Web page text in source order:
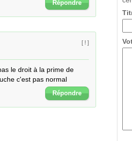
Répondre
[ ! ]
le droit à la prime de
c'est pas normal
Répondre